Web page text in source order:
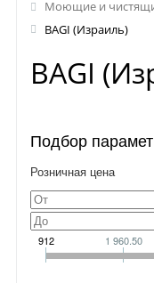
Моющие и
BAGI (Израиль)
BAGI
Подбор
Розничная цена
912 1 960.50